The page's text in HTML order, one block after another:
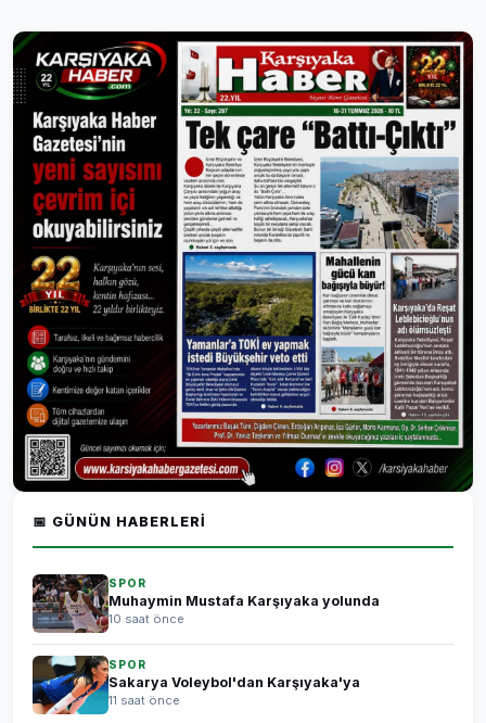
📅 GÜNÜN HABERLERI
SPOR
Muhaymin Mustafa Karşıyaka yolunda
10 saat önce
SPOR
Sakarya Voleybol'dan Karşıyaka'ya
11 saat önce